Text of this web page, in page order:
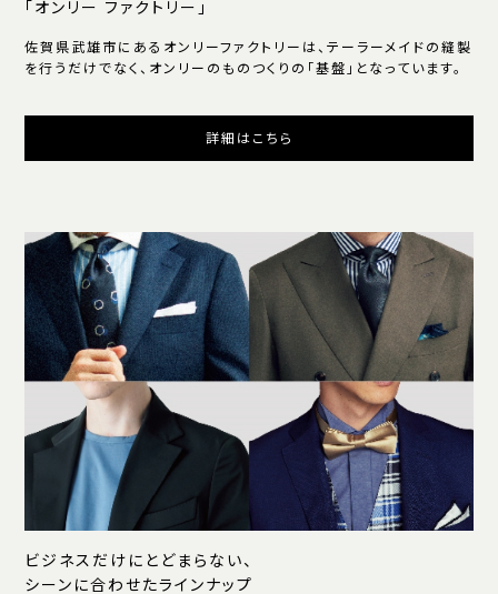
「オンリー ファクトリー」
佐賀県武雄市にあるオンリーファクトリーは、テーラーメイドの縫製
を行うだけでなく、オンリーのものつくりの「基盤」となっています。
詳細はこちら
ビジネスだけにとどまらない、
シーンに合わせたラインナップ